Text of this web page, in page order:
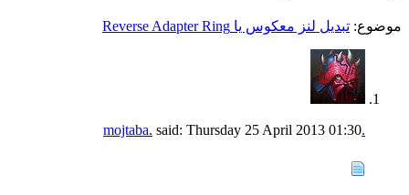
موضوع: تبدیل لنز معکوس یا Reverse Adapter Ring
.mojtaba.
said: Thursday 25 April 2013 01:30